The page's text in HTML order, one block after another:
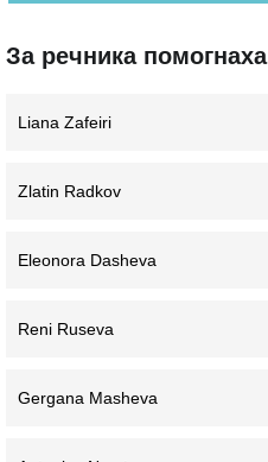
За речника помогнаха
Liana Zafeiri
Zlatin Radkov
Eleonora Dasheva
Reni Ruseva
Gergana Masheva